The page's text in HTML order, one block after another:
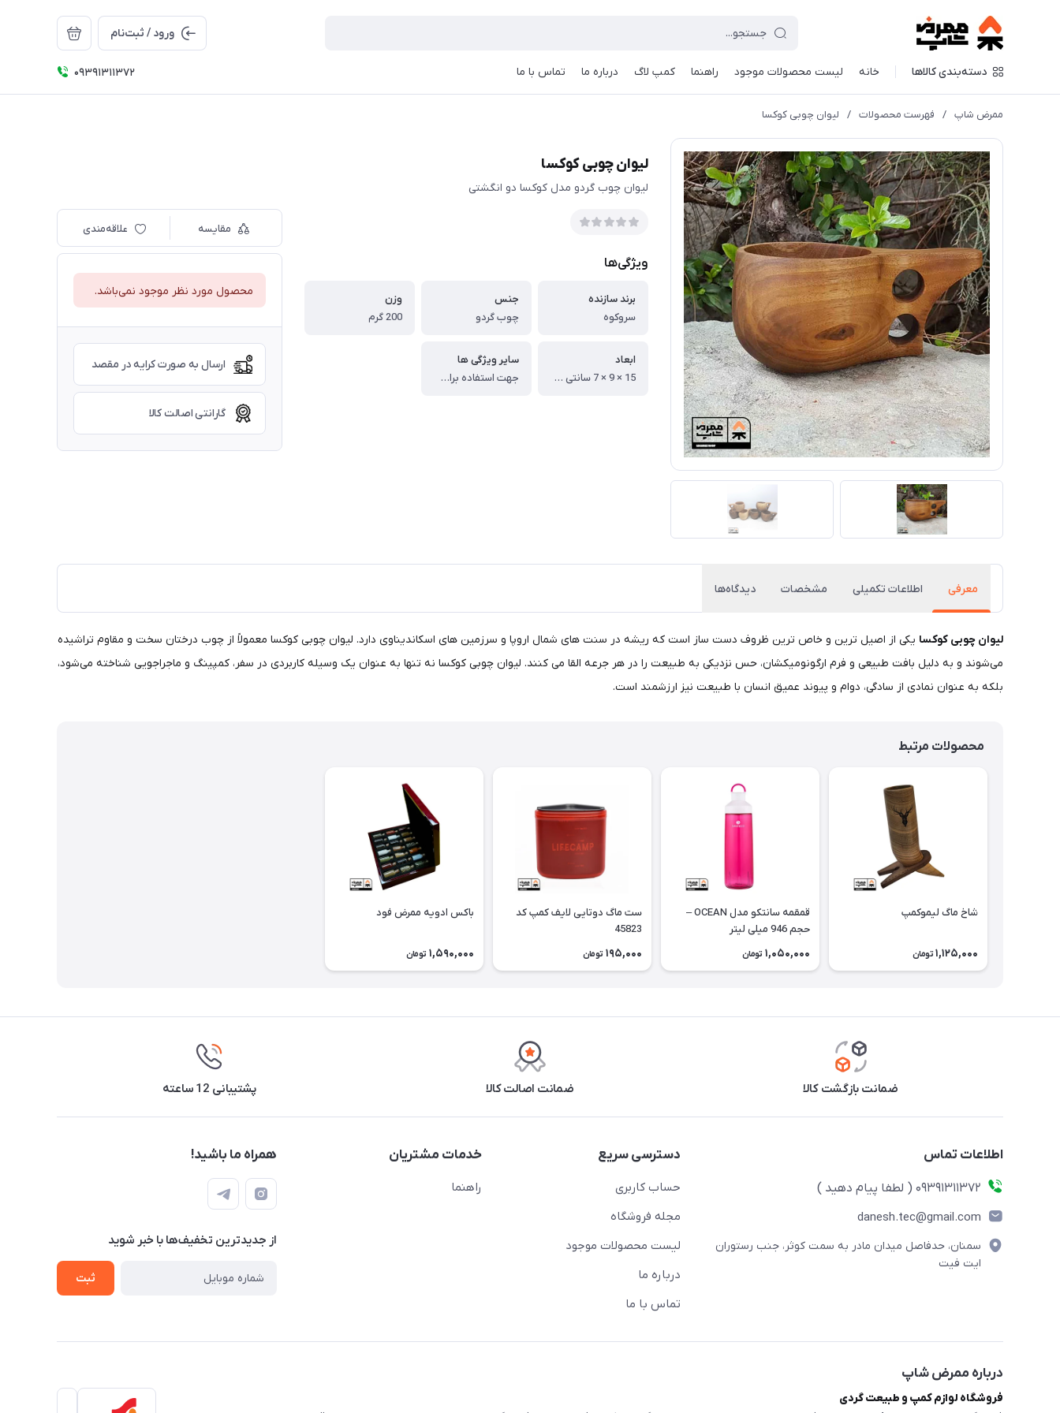
ورود / ثبت‌نام
دسته‌بندی کالاها خانه لیست محصولات موجود راهنما کمپ لاگ درباره ما تماس با ما 09391311372
ممرض شاپ / فهرست محصولات / لیوان چوبی کوکسا
لیوان چوبی کوکسا
لیوان چوب گردو مدل کوکسا دو انگشتی
ویژگی‌ها
برند سازنده
سروکوه
جنس
چوب گردو
وزن
200 گرم
ابعاد
15 × 9 × 7 سانتی متر
سایر ویژگی ها
جهت استفاده برای نوشیدنی های گرم و سرد _ کاملا دست ساز و تراش خورده با دست
مقایسه علاقه‌مندی
محصول مورد نظر موجود نمی‌باشد.
ارسال به صورت کرایه در مقصد
گارانتی اصالت کالا
معرفی اطلاعات تکمیلی مشخصات دیدگاه‌ها
لیوان چوبی کوکسا یکی از اصیل‌ ترین و خاص‌ ترین ظروف دست‌ ساز است که ریشه در سنت‌ های شمال اروپا و سرزمین‌ های اسکاندیناوی دارد. لیوان چوبی کوکسا معمولاً از چوب درختان سخت و مقاوم تراشیده
می‌شوند و به دلیل بافت طبیعی و فرم ارگونومیکشان، حس نزدیکی به طبیعت را در هر جرعه القا می‌ کنند. لیوان چوبی کوکسا نه‌ تنها به‌ عنوان یک وسیله کاربردی در سفر، کمپینگ و ماجراجویی شناخته می‌شود،
بلکه به‌ عنوان نمادی از سادگی، دوام و پیوند عمیق انسان با طبیعت نیز ارزشمند است.
محصولات مرتبط
شاخ ماگ لیموکمپ
1,125,000 تومان
قمقمه سانتکو مدل OCEAN –
حجم 946 میلی لیتر
1,050,000 تومان
ست ماگ دوتایی لایف کمپ کد
45823
195,000 تومان
باکس ادویه ممرض فود
1,590,000 تومان
ضمانت بازگشت کالا ضمانت اصالت کالا پشتیبانی 12 ساعته
اطلاعات تماس
09391311372 ( لطفا پیام دهید )
danesh.tec@gmail.com
سمنان، حدفاصل میدان مادر به سمت کوثر، جنب رستوران
ایت فیت
دسترسی سریع
حساب کاربری
مجله فروشگاه
لیست محصولات موجود
درباره ما
تماس با ما
خدمات مشتریان
راهنما
همراه ما باشید!
از جدید‌ترین تخفیف‌ها با‌ خبر شوید
ثبت
درباره ممرض شاپ
فروشگاه لوازم کمپ و طبیعت گردی